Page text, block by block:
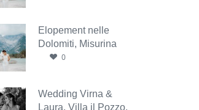
Elopement nelle
Dolomiti, Misurina
0
Wedding Virna &
Laura, Villa il Pozzo,